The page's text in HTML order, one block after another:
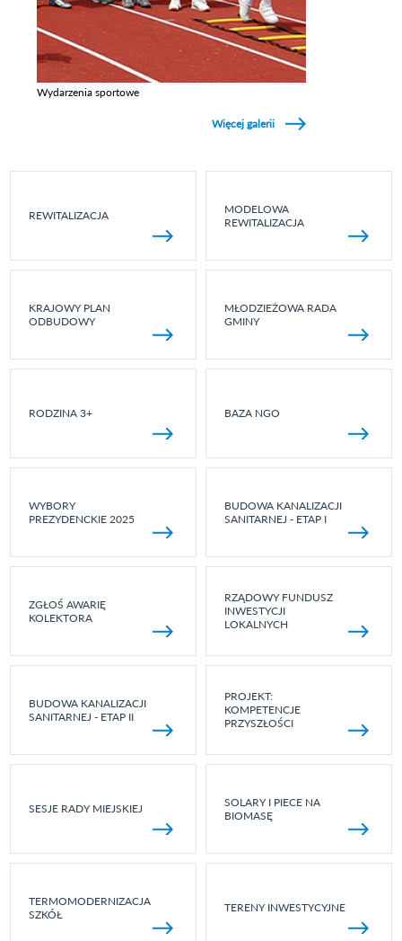
Wydarzenia sportowe
Więcej galerii
REWITALIZACJA
MODELOWA
REWITALIZACJA
KRAJOWY PLAN
ODBUDOWY
MŁODZIEŻOWA RADA
GMINY
RODZINA 3+ BAZA NGO
WYBORY
PREZYDENCKIE 2025
BUDOWA KANALIZACJI
SANITARNEJ - ETAP I
ZGŁOŚ AWARIĘ
KOLEKTORA
RZĄDOWY FUNDUSZ
INWESTYCJI
LOKALNYCH
BUDOWA KANALIZACJI
SANITARNEJ - ETAP II
PROJEKT:
KOMPETENCJE
PRZYSZŁOŚCI
SESJE RADY MIEJSKIEJ
SOLARY I PIECE NA
BIOMASĘ
TERMOMODERNIZACJA
SZKÓŁ
TERENY INWESTYCYJNE